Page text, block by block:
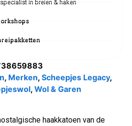
specialist in breien & haken
, Merken, Scheepjes Legacy,
, Wol & Garen
haakkatoen van de